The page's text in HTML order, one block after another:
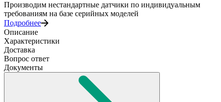
Производим нестандартные датчики по индивидуальным
требованиям на базе серийных моделей
Подробнее
Описание
Характеристики
Доставка
Вопрос ответ
Документы